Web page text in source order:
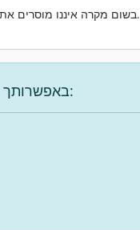
בשום מקרה איננו מוסריםשלנו.
באפשרותך להשתמש באפשרויות הבאות כדי למצוא את המכונה הרצויה: